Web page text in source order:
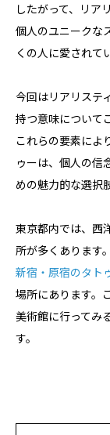
したがって、リア
個人のユニークな
くの人に愛されて
今回はリアリステ
持つ意味について
これらの要素によ
ゥーは、個人の信
めの魅力的な選択
東京都内では、西
所が多くあります。
新宿・原宿のタ
場所にあります。
美術館に行ってみ
す。